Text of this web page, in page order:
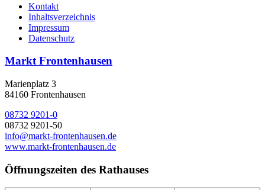
Kontakt
Inhaltsverzeichnis
Impressum
Datenschutz
Markt Frontenhausen
Marienplatz 3
84160 Frontenhausen
08732 9201-0
08732 9201-50
info@markt-frontenhausen.de
www.markt-frontenhausen.de
Öffnungszeiten des Rathauses